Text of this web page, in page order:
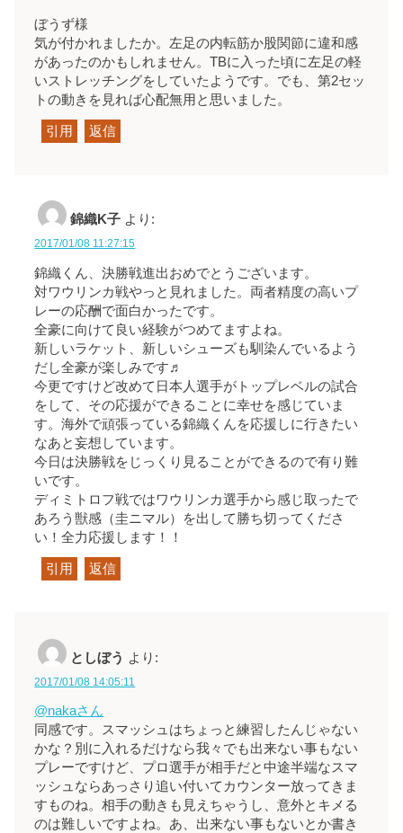
ぼうず様
気が付かれましたか。左足の内転筋か股関節に違和感
があったのかもしれません。TBに入った頃に左足の軽
いストレッチングをしていたようです。でも、第2セッ
トの動きを見れば心配無用と思いました。
引用 返信
錦織K子 より:
2017/01/08 11:27:15
錦織くん、決勝戦進出おめでとうございます。
対ワウリンカ戦やっと見れました。両者精度の高いプ
レーの応酬で面白かったです。
全豪に向けて良い経験がつめてますよね。
新しいラケット、新しいシューズも馴染んでいるよう
だし全豪が楽しみです♬
今更ですけど改めて日本人選手がトップレベルの試合
をして、その応援ができることに幸せを感じていま
す。海外で頑張っている錦織くんを応援しに行きたい
なあと妄想しています。
今日は決勝戦をじっくり見ることができるので有り難
いです。
ディミトロフ戦ではワウリンカ選手から感じ取ったで
あろう獣感（圭ニマル）を出して勝ち切ってくださ
い！全力応援します！！
引用 返信
としぼう より:
2017/01/08 14:05:11
@nakaさん
同感です。スマッシュはちょっと練習したんじゃない
かな？別に入れるだけなら我々でも出来ない事もない
プレーですけど、プロ選手が相手だと中途半端なスマ
ッシュならあっさり追い付いてカウンター放ってきま
すものね。相手の動きも見えちゃうし、意外とキメる
のは難しいですよね。あ、出来ない事もないとか書き